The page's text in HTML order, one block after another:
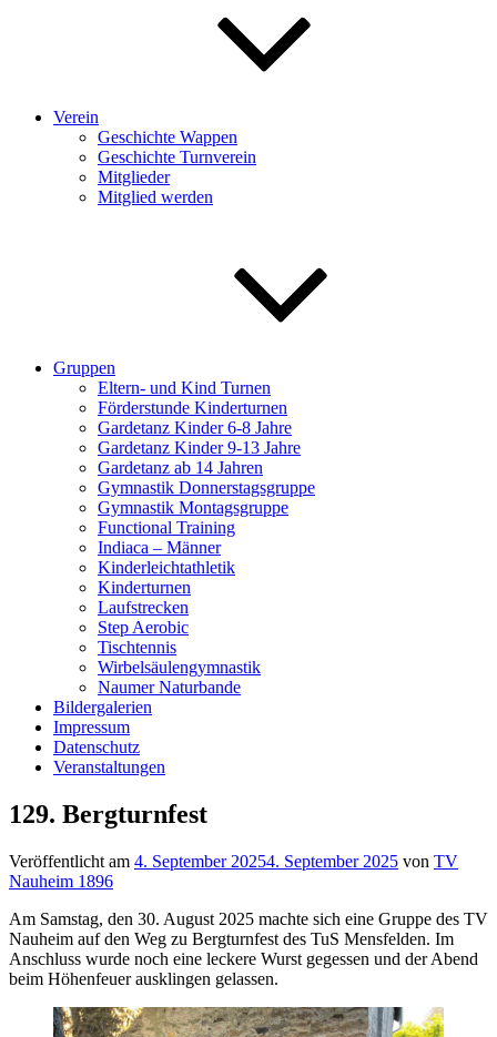
Verein
Geschichte Wappen
Geschichte Turnverein
Mitglieder
Mitglied werden
Gruppen
Eltern- und Kind Turnen
Förderstunde Kinderturnen
Gardetanz Kinder 6-8 Jahre
Gardetanz Kinder 9-13 Jahre
Gardetanz ab 14 Jahren
Gymnastik Donnerstagsgruppe
Gymnastik Montagsgruppe
Functional Training
Indiaca – Männer
Kinderleichtathletik
Kinderturnen
Laufstrecken
Step Aerobic
Tischtennis
Wirbelsäulengymnastik
Naumer Naturbande
Bildergalerien
Impressum
Datenschutz
Veranstaltungen
129. Bergturnfest
Veröffentlicht am 4. September 20254. September 2025 von TV
Nauheim 1896
Am Samstag, den 30. August 2025 machte sich eine Gruppe des TV
Nauheim auf den Weg zu Bergturnfest des TuS Mensfelden. Im
Anschluss wurde noch eine leckere Wurst gegessen und der Abend
beim Höhenfeuer ausklingen gelassen.